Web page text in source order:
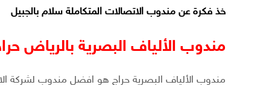
خذ فكرة عن مندوب الاتصالات المتكاملة سلام بالجبيل
مندوب الألياف البصرية بالرياض
مندوب الألياف البصرية حراج هو افضل مندوب لشركة